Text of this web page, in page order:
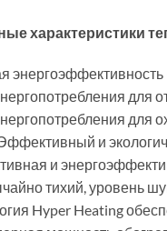
характеристики
энергоэффективность
для
для
и
и
тихий, уровень
Hyper Heating